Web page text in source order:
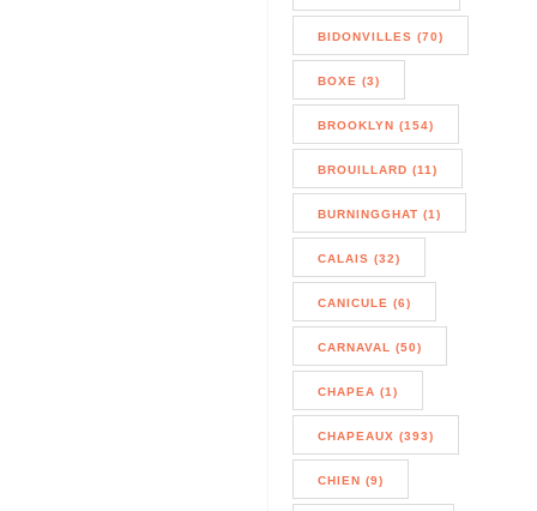
BIDONVILLES (70)
BOXE (3)
BROOKLYN (154)
BROUILLARD (11)
BURNINGGHAT (1)
CALAIS (32)
CANICULE (6)
CARNAVAL (50)
CHAPEA (1)
CHAPEAUX (393)
CHIEN (9)